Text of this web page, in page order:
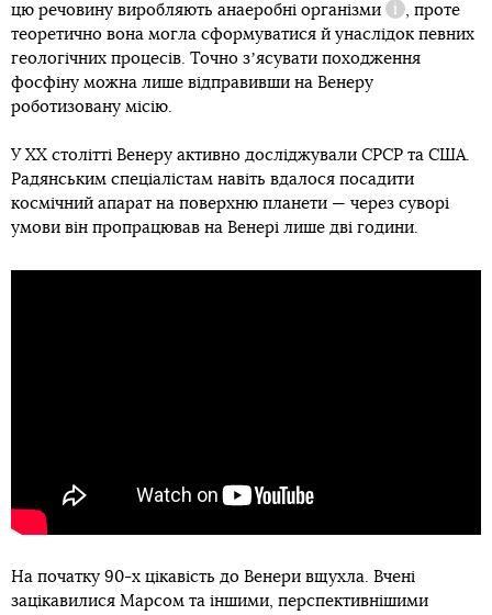
цю речовину виробляють анаеробні організми
Довідка
, проте
теоретично вона могла сформуватися й унаслідок певних
геологічних процесів. Точно зʼясувати походження
фосфіну можна лише відправивши на Венеру
роботизовану місію.
У ХХ столітті Венеру активно досліджували СРСР та США.
Радянським спеціалістам навіть вдалося посадити
космічний апарат на поверхню планети — через суворі
умови він пропрацював на Венері лише дві години.
На початку 90-х цікавість до Венери вщухла. Вчені
зацікавилися Марсом та іншими, перспективнішими